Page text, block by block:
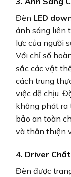
Đèn LED
ánh sáng liên
lực của người
Với chỉ số
sắc các vật
cách trung
việc dễ chịu.
không phát ra
bảo an toàn
và thân thiện
4. Driver
Đèn được